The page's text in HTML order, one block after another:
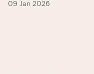
09 Jan 2026